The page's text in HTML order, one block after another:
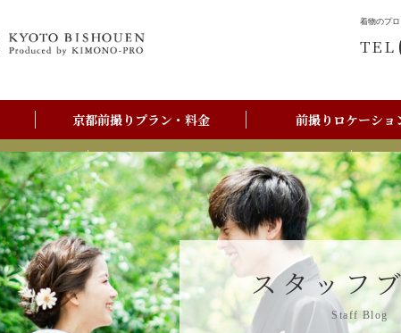
着物のプ
TEL
京都前撮りプラン・料金 前撮りロケーショ
前撮りご利用の流れ
スタッフ
Staff Blog